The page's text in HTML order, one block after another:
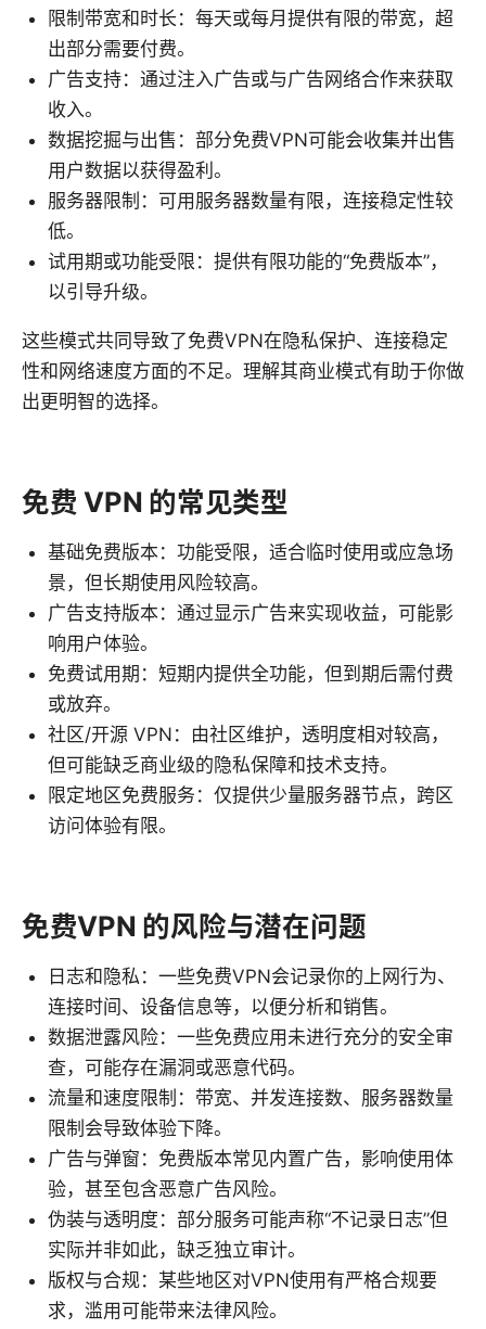
限制带宽和时长：每天或每月提供有限的带宽，超
出部分需要付费。
广告支持：通过注入广告或与广告网络合作来获取
收入。
数据挖掘与出售：部分免费VPN可能会收集并出售
用户数据以获得盈利。
服务器限制：可用服务器数量有限，连接稳定性较
低。
试用期或功能受限：提供有限功能的“免费版本”，
以引导升级。
这些模式共同导致了免费VPN在隐私保护、连接稳定
性和网络速度方面的不足。理解其商业模式有助于你做
出更明智的选择。
免费 VPN 的常见类型
基础免费版本：功能受限，适合临时使用或应急场
景，但长期使用风险较高。
广告支持版本：通过显示广告来实现收益，可能影
响用户体验。
免费试用期：短期内提供全功能，但到期后需付费
或放弃。
社区/开源 VPN：由社区维护，透明度相对较高，
但可能缺乏商业级的隐私保障和技术支持。
限定地区免费服务：仅提供少量服务器节点，跨区
访问体验有限。
免费VPN 的风险与潜在问题
日志和隐私：一些免费VPN会记录你的上网行为、
连接时间、设备信息等，以便分析和销售。
数据泄露风险：一些免费应用未进行充分的安全审
查，可能存在漏洞或恶意代码。
流量和速度限制：带宽、并发连接数、服务器数量
限制会导致体验下降。
广告与弹窗：免费版本常见内置广告，影响使用体
验，甚至包含恶意广告风险。
伪装与透明度：部分服务可能声称“不记录日志”但
实际并非如此，缺乏独立审计。
版权与合规：某些地区对VPN使用有严格合规要
求，滥用可能带来法律风险。